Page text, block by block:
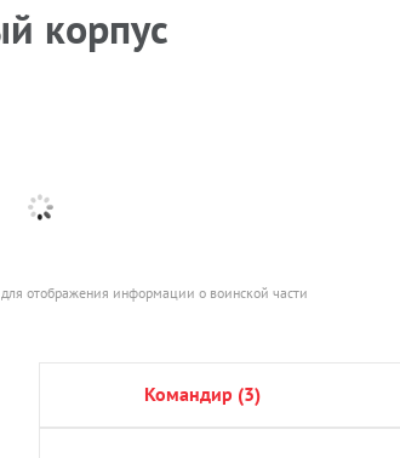
корпус
отображения информации о воинской части
командир (3)